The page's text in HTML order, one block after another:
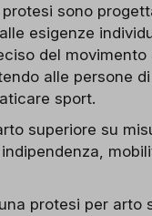
sono
esigenze
del movimento
alle persone
sport.
superiore su
protesi per arto